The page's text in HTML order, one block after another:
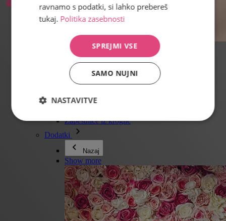
Vse v kategoriji Nakit
Uhani
Zapestnice
Ogrlice
Kolekcija Adéle Pečlové
Nakit za pare
Zapestnice iz kroglic
Dodatki
Nazaj
Show more
ravnamo s podatki, si lahko prebereš
tukaj. Politika zasebnosti
SPREJMI VSE
SAMO NUJNI
NASTAVITVE